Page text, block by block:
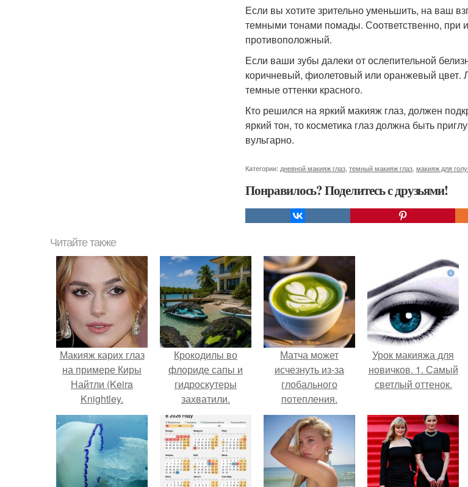
Если вы хотите зрительно уменьшить, на ваш
темными тонами помады. Соответственно, при
противоположный.
Если ваши зубы далеки от ослепительной
коричневый, фиолетовый или оранжевый цвет.
темные оттенки красного.
Кто решился на яркий макияж глаз, должен
яркий тон, то косметика глаз должна быть
вульгарно.
Категории: дневной макияж глаз темный макияж глаз макияж для
Понравилось? Поделитесь с друзьями!
Читайте также
Макияж карих глаз
на примере Киры
Найтли (Keira
Knightley.
Крокодилы во
флориде сапы и
гидроскутеры
захватили.
Матча может
исчезнуть из-за
глобального
потепления.
Урок макияжа для
новичков. 1. Самый
светлый оттенок.